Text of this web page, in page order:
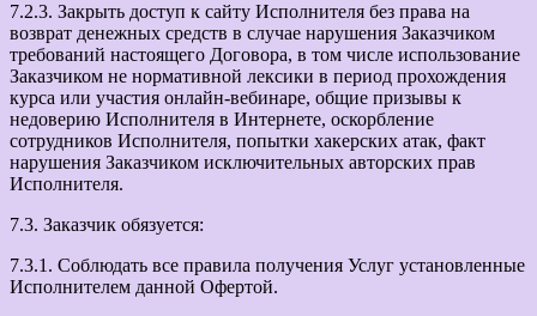
7.2.3. Закрыть доступ к сайту Исполнителя без права на
возврат денежных средств в случае нарушения Заказчиком
требований настоящего Договора, в том числе использование
Заказчиком не нормативной лексики в период прохождения
курса или участия онлайн-вебинаре, общие призывы к
недоверию Исполнителя в Интернете, оскорбление
сотрудников Исполнителя, попытки хакерских атак, факт
нарушения Заказчиком исключительных авторских прав
Исполнителя.
7.3. Заказчик обязуется:
7.3.1. Соблюдать все правила получения Услуг установленные
Исполнителем данной Офертой.